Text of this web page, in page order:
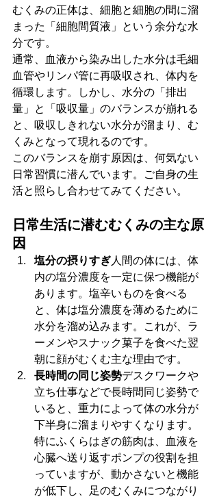
むくみの正体は、細胞と細胞の間に溜
まった「細胞間質液」という余分な水
分です。
通常、血液から染み出した水分は毛細
血管やリンパ管に再吸収され、体内を
循環します。しかし、水分の「排出
量」と「吸収量」のバランスが崩れる
と、吸収しきれない水分が溜まり、む
くみとなって現れるのです。
このバランスを崩す原因は、何気ない
日常習慣に潜んでいます。ご自身の生
活と照らし合わせてみてください。
日常生活に潜むむくみの主な原
因
塩分の摂りすぎ人間の体には、体
内の塩分濃度を一定に保つ機能が
あります。塩辛いものを食べる
と、体は塩分濃度を薄めるために
水分を溜め込みます。これが、ラ
ーメンやスナック菓子を食べた翌
朝に顔がむくむ主な理由です。
長時間の同じ姿勢デスクワークや
立ち仕事などで長時間同じ姿勢で
いると、重力によって体の水分が
下半身に溜まりやすくなります。
特にふくらはぎの筋肉は、血液を
心臓へ送り返すポンプの役割を担
っていますが、動かさないと機能
が低下し、足のむくみにつながり